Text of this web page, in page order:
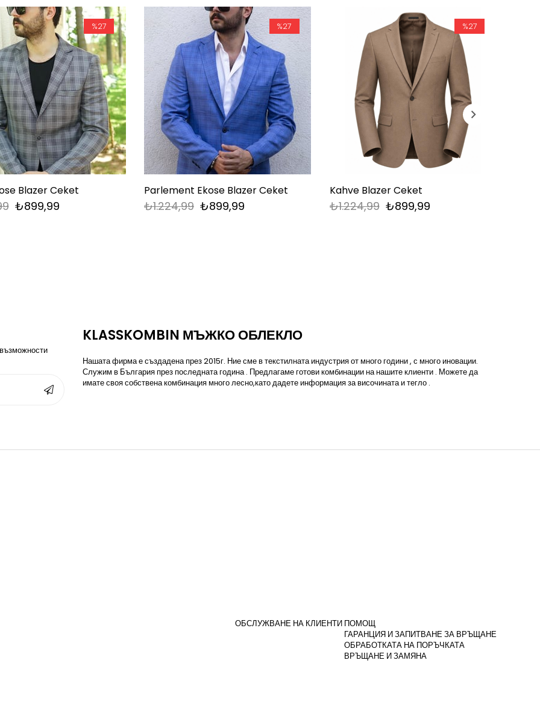
Blazer Ceket
₺899,99
%27
Parlement Ekose Blazer Ceket
₺899,99
₺1.224,99
%27
Kahve Blazer Ceket
₺899,99
₺1.224,99
%27
KLASSKOMBIN МЪЖКО ОБЛЕКЛО
Нашата фирма е създадена през 2015г. Ние сме в текстилната индустрия от много години , с много иновации.
Служим в България през последната година . Предлагаме готови комбинации на нашите клиенти . Можете да
имате своя собствена комбинация много лесно,като дадете информация за височината и тегло .
ОБСЛУЖВАНЕ НА КЛИЕНТИ ПОМОЩ
ГАРАНЦИЯ И ЗАПИТВАНЕ ЗА ВРЪЩАНЕ
ОБРАБОТКАТА НА ПОРЪЧКАТА
ВРЪЩАНЕ И ЗАМЯНА